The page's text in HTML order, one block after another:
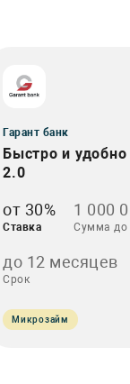
Гарант банк
Быстро и
2.0
от 30%
Ставка
1 000
Сумма до
до 12 месяцев
Срок
Микрозайм